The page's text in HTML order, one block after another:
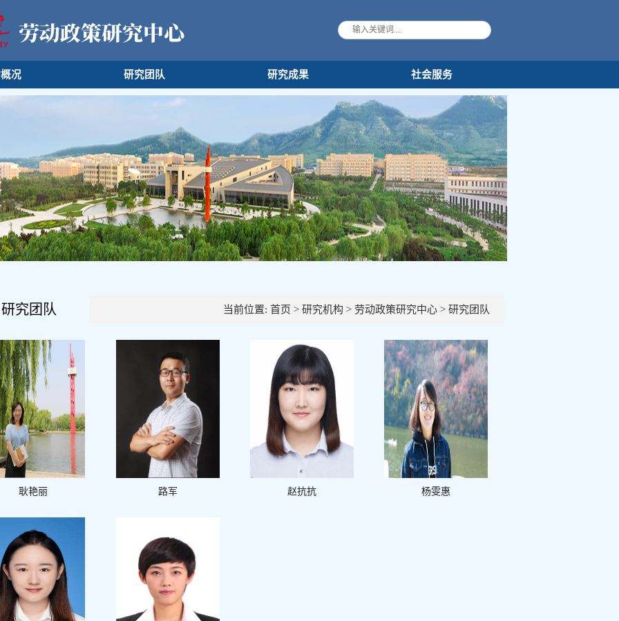
况 研究团队 研究成果 社会服务
当前位置: 首页 > 研究机构 > 劳动政策研究中心 > 研究团队
研究团队
耿艳丽 路军 赵抗抗 杨雯惠